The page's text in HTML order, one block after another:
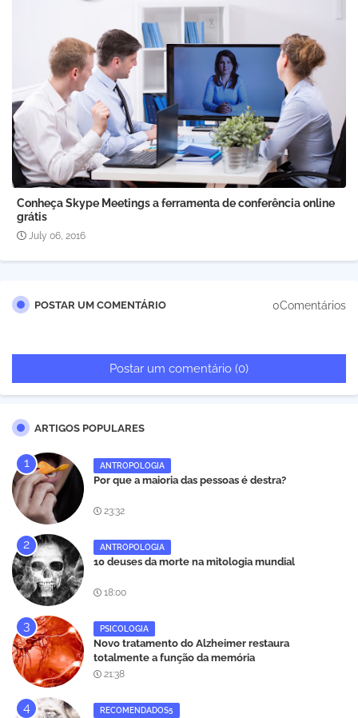
Conheça Skype Meetings a ferramenta de conferência online
grátis
July 06, 2016
POSTAR UM COMENTÁRIO 0Comentários
Postar um comentário (0)
ARTIGOS POPULARES
ANTROPOLOGIA
Por que a maioria das pessoas é destra?
23:32
ANTROPOLOGIA
10 deuses da morte na mitologia mundial
18:00
PSICOLOGIA
Novo tratamento do Alzheimer restaura
totalmente a função da memória
21:38
RECOMENDADOS5